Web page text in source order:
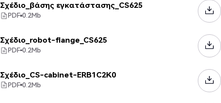
Σχέδιο_βάσης εγκατάστασης_CS625
PDF 0.2Mb
Σχέδιο_robot-flange_CS625
PDF 0.2Mb
Σχέδιο_CS-cabinet-ERB1C2K0
PDF 0.2Mb